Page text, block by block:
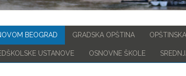
BEOGRAD GRADSKA OPŠTINA
USTANOVE OSNOVNE ŠKOLE